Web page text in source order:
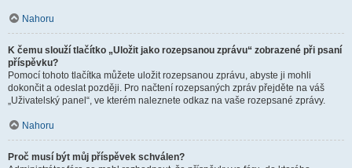
Nahoru
K čemu slouží tlačítko „Uložit jako rozepsanou zprávu“ zobrazené při psaní
příspěvku?
Pomocí tohoto tlačítka můžete uložit rozepsanou zprávu, abyste ji mohli
dokončit a odeslat později. Pro načtení rozepsaných zpráv přejděte na váš
„Uživatelský panel“, ve kterém naleznete odkaz na vaše rozepsané zprávy.
Nahoru
Proč musí být můj příspěvek schválen?